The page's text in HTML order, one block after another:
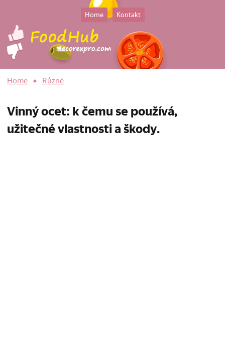
Home Kontakt
Home Různé
Vinný ocet: k čemu se používá,
užitečné vlastnosti a škody.